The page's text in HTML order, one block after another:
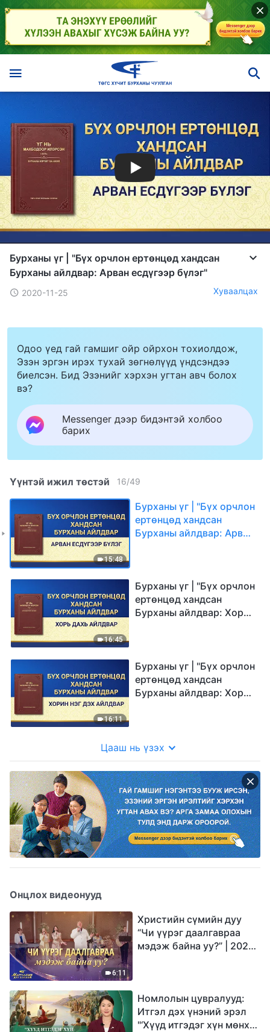
Бурханы үг | "Бүх орчлон ертөнцөд хандсан
Бурханы айлдвар: Арван есдүгээр бүлэг"
2020-11-25 Хуваалцах
Одоо үед гай гамшиг ойр ойрхон тохиолдож,
Эзэн эргэн ирэх тухай зөгнөлүүд үндсэндээ
биелсэн. Бид Эзэнийг хэрхэн угтан авч болох
вэ?
Messenger дээр бидэнтэй холбоо
барих
Үүнтэй ижил төстэй 16/49
15:48
Бурханы үг | "Бүх орчлон
ертөнцөд хандсан
Бурханы айлдвар: Арван
16:45
Бурханы үг | "Бүх орчлон
ертөнцөд хандсан
Бурханы айлдвар: Хорь
16:11
Бурханы үг | "Бүх орчлон
ертөнцөд хандсан
Бурханы айлдвар: Хорин
Цааш нь үзэх
Онцлох видеонууд
6:11
Христийн сүмийн дуу
“Чи үүрэг даалгавраа
мэдэж байна уу?” | 2026
Номлолын цувралууд:
Итгэл дэх үнэний эрэл
"‘Хүүд итгэдэг хүн мөнх